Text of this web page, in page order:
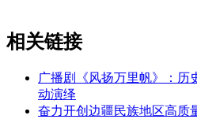
相关链接
广播剧《风扬万里帆》：历
动演绎
奋力开创边疆民族地区高质